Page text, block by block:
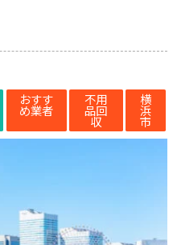
おすす
め業者
不用
品回
収
横
浜
市